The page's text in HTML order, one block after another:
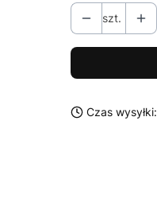
szt.
Czas wysyłki: